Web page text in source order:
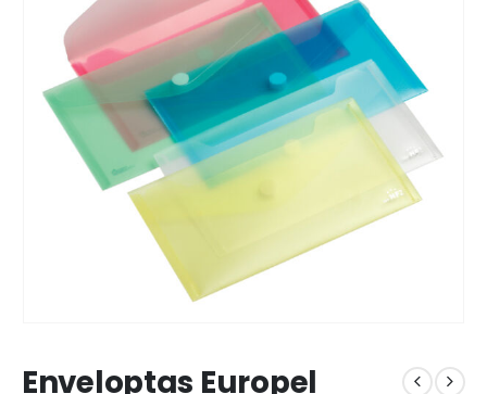
Enveloptas Europel